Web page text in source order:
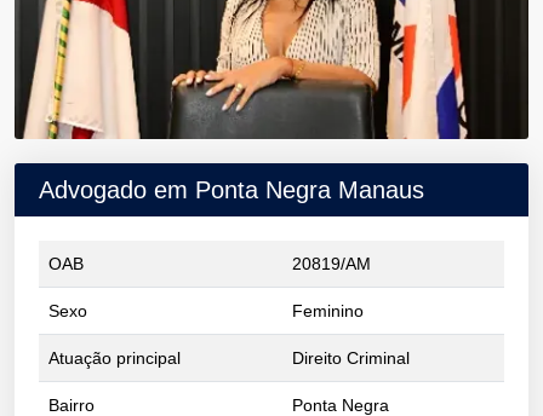
Advogado em Ponta Negra Manaus
OAB 20819/AM
Sexo Feminino
Atuação principal Direito Criminal
Bairro Ponta Negra